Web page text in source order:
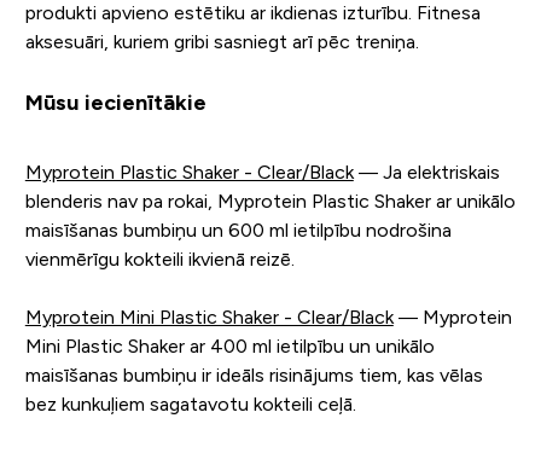
produkti apvieno estētiku ar ikdienas izturību. Fitnesa
aksesuāri, kuriem gribi sasniegt arī pēc treniņa.
Mūsu iecienītākie
Myprotein Plastic Shaker - Clear/Black— Ja elektriskais
blenderis nav pa rokai, Myprotein Plastic Shaker ar unikālo
maisīšanas bumbiņu un 600 ml ietilpību nodrošina
vienmērīgu kokteili ikvienā reizē.
Myprotein Mini Plastic Shaker - Clear/Black— Myprotein
Mini Plastic Shaker ar 400 ml ietilpību un unikālo
maisīšanas bumbiņu ir ideāls risinājums tiem, kas vēlas
bez kunkuļiem sagatavotu kokteili ceļā.